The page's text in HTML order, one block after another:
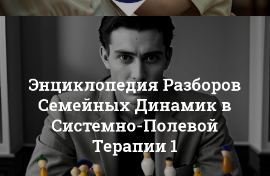
Энциклопедия Разборов
Семейных Динамик в
Системно-Полевой
Терапии 1